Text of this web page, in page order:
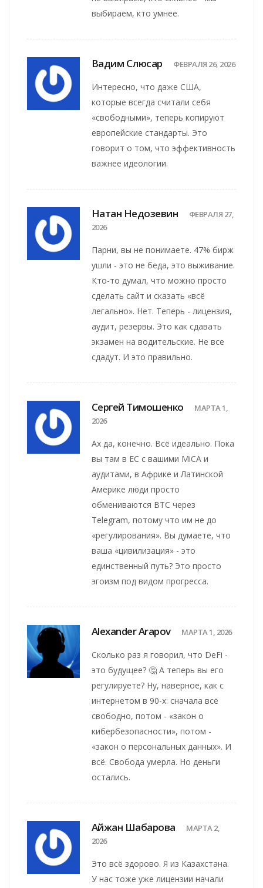
выбираем, кто умнее.
Вадим Слюсар ФЕВРАЛЯ 26, 2026
Интересно, что даже США,
которые всегда считали себя
«свободными», теперь копируют
европейские стандарты. Это
говорит о том, что эффективность
важнее идеологии.
Натан Недозевин
ФЕВРАЛЯ 27,
2026
Парни, вы не понимаете. 47% бирж
ушли - это не беда, это выживание.
Кто-то думал, что можно просто
сделать сайт и сказать «всё
легально». Нет. Теперь - лицензия,
аудит, резервы. Это как сдавать
экзамен на водительские. Не все
сдадут. И это правильно.
Сергей Тимошенко
МАРТА 1,
2026
Ах да, конечно. Всё идеально. Пока
вы там в ЕС с вашими MiCA и
аудитами, в Африке и Латинской
Америке люди просто
обмениваются BTC через
Telegram, потому что им не до
«регулирования». Вы думаете, что
ваша «цивилизация» - это
единственный путь? Это просто
эгоизм под видом прогресса.
Alexander Arapov МАРТА 1, 2026
Сколько раз я говорил, что DeFi -
это будущее? 🤔 А теперь вы его
регулируете? Ну, наверное, как с
интернетом в 90-х: сначала всё
свободно, потом - «закон о
кибербезопасности», потом -
«закон о персональных данных». И
всё. Свобода умерла. Но деньги
остались.
Айжан Шабарова
МАРТА 2,
2026
Это всё здорово. Я из Казахстана.
У нас тоже уже лицензии начали